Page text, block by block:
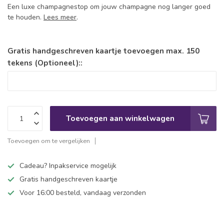
Een luxe champagnestop om jouw champagne nog langer goed
te houden. Lees meer.
Gratis handgeschreven kaartje toevoegen max. 150
tekens (Optioneel)::
Toevoegen aan winkelwagen
Toevoegen om te vergelijken
Cadeau? Inpakservice mogelijk
Gratis handgeschreven kaartje
Voor 16:00 besteld, vandaag verzonden